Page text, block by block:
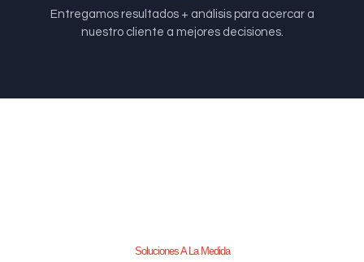
Entregamos resultados + análisis para acercar a
nuestro cliente a mejores decisiones.
Soluciones A La Medida